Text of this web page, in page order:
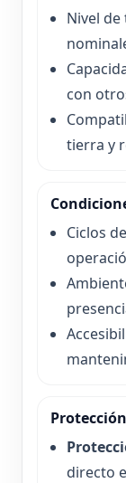
Nivel
con
tierra y
Ciclos
directo